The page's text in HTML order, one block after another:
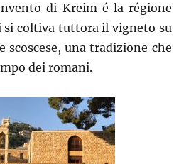
di Kreim é la régione
si coltiva tuttora il vigneto su
scoscese, una tradizione che
dei romani.